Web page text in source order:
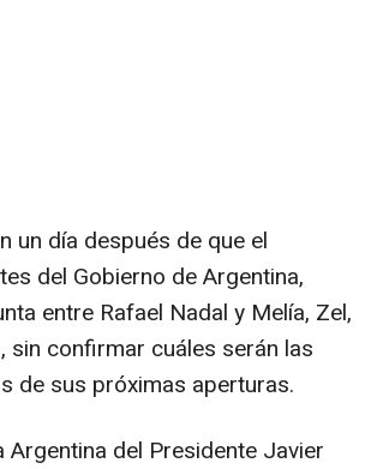
un día después de que el
del Gobierno de Argentina,
entre Rafael Nadal y Melía, Zel,
sin confirmar cuáles serán las
de sus próximas aperturas.
del Presidente Javier